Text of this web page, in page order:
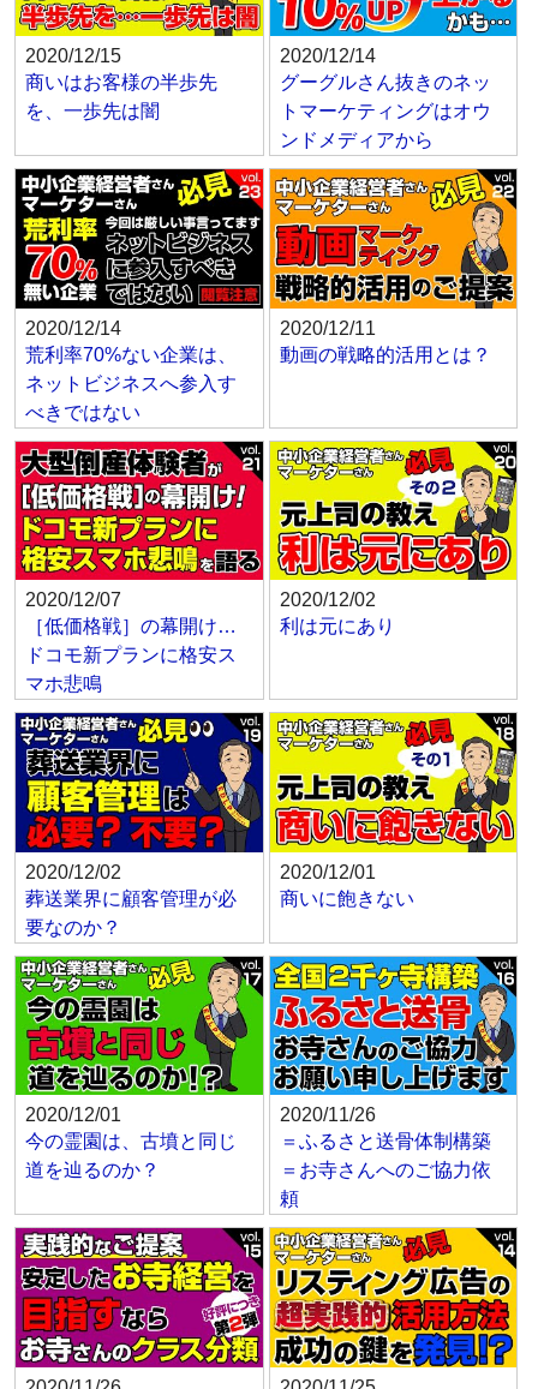
2020/12/15
商いはお客様の半歩先
を、一歩先は闇
2020/12/14
グーグルさん抜きのネッ
トマーケティングはオウ
ンドメディアから
2020/12/14
荒利率70%ない企業は、
ネットビジネスへ参入す
べきではない
2020/12/11
動画の戦略的活用とは？
2020/12/07
［低価格戦］の幕開け…
ドコモ新プランに格安ス
マホ悲鳴
2020/12/02
利は元にあり
2020/12/02
葬送業界に顧客管理が必
要なのか？
2020/12/01
商いに飽きない
2020/12/01
今の霊園は、古墳と同じ
道を辿るのか？
2020/11/26
＝ふるさと送骨体制構築
＝お寺さんへのご協力依
頼